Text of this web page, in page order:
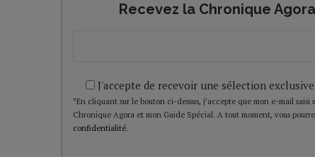
Recevez la Chronique
J'accepte de recevoir une sélection
*En cliquant sur le bouton ci-dessus, j’accepte que mon e-mail
Chronique Agora et mon Guide Spécial. A tout moment, vous
confidentialité.